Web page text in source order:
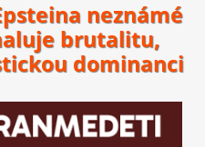
neznámé
brutalitu,
dominanci